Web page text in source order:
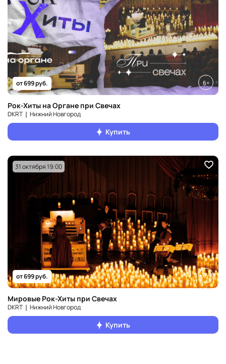
от 699 руб. 6+
Рок-Хиты на Органе при Свечах
DKRT ❘ Нижний Новгород
Купить
31 октября 19:00
от 699 руб. 6+
Мировые Рок-Хиты при Свечах
DKRT ❘ Нижний Новгород
Купить